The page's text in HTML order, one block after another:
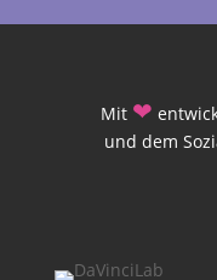
Mit ❤
und dem